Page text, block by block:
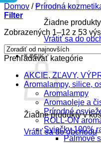
Žiadne
Vrátiť sa do
Košík
Žiadne produkty v
Vrátiť sa do obchodu
Domov / Prírodná
Filter
Zobrazených 1–12 z 53
Prehľadávať kategórie
AKCIE, ZĽAVY,
Aromalampy, silice,
Aromalampy
Aromaoleje a
Prírodné
ROLL-ON
Sviečky 100%
Palmové